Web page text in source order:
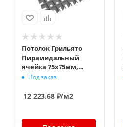
Потолок Грильято
Пирамидальный
ячейка 75х75мм,
металлик матовый,
ширина 10 мм
Под заказ
12 223.68 ₽/м2